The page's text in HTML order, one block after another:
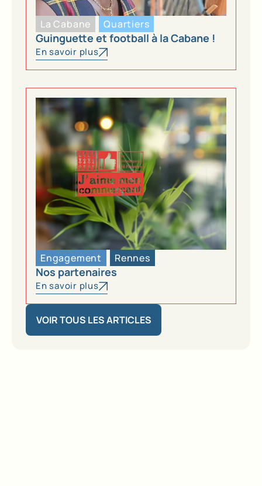
La Cabane Quartiers
Guinguette et football à la Cabane !
En savoir plus
Engagement Rennes
Nos partenaires
En savoir plus
VOIR TOUS LES ARTICLES